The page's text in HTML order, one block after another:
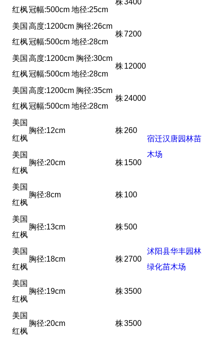
红枫冠幅:500cm 地径:25cm
株3400
美国
红枫
高度:1200cm 胸径:26cm
冠幅:500cm 地径:28cm
株7200
美国
红枫
高度:1200cm 胸径:30cm
冠幅:500cm 地径:28cm
株12000
美国
红枫
高度:1200cm 胸径:35cm
冠幅:500cm 地径:28cm
株24000
美国
红枫
胸径:12cm 株260
宿迁汉唐园林苗
木场
美国
红枫
胸径:20cm 株1500
美国
红枫
胸径:8cm 株100
沭阳县华丰园林
绿化苗木场
美国
红枫
胸径:13cm 株500
美国
红枫
胸径:18cm 株2700
美国
红枫
胸径:19cm 株3500
美国
红枫
胸径:20cm 株3500